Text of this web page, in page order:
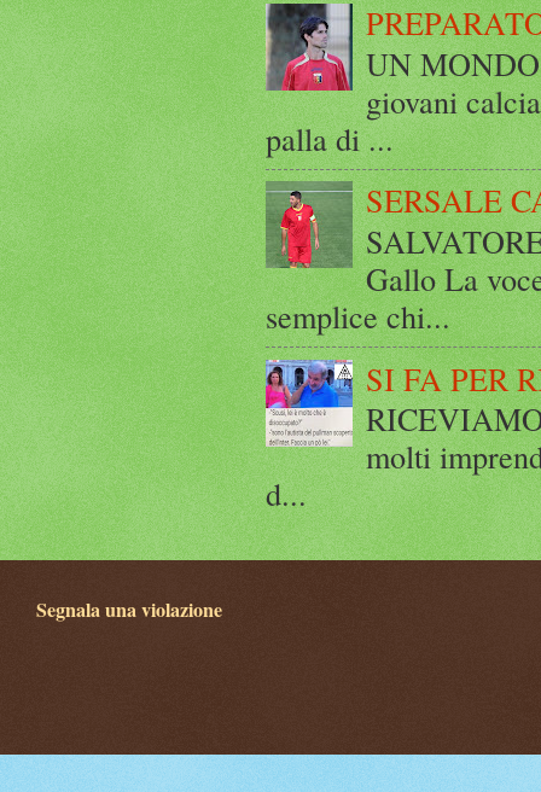
UN
giovani
palla di ...
SERSALE
Gallo La
semplice chi...
SI FA PER
molti
d...
Segnala una violazione